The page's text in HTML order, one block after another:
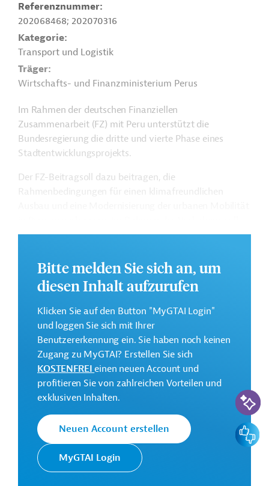
Referenznummer
202068468; 202070316
Kategorie
Transport und Logistik
Träger
Wirtschafts- und Finanzministerium Perus
Im Rahmen der deutschen Finanziellen
Zusammenarbeit (FZ) mit Peru unterstützt die
Bundesregierung die dritte und vierte Phase eines
Stadtentwicklungsprojekts.
Der FZ-Beitragsoll dazu beitragen, die
Rahmenbedingungen für einen klimafreundlichen
das ÖPNV-System im Großraum Lima sowie der nicht
für das Management der urbanen Mobilität im
Großraum Lima zuständigen Institutionen entwickelt,
die Rahmenbedingungen zur Minderung von THG- und
anderen Schadstoffemissionen motorisierter
Verkehrsmittel verbessert, der Fuhrpark der öffentlichen
Hand modernisiert sowie die lokale Verwaltung im
Hinblick auf eine nachhaltige urbane Mobilität
unterstützt werden.
Das Entwicklungsprojekt soll von 2023 bis 2025
durchgeführt werden.
Kontaktadressen
Die KfW Entwicklungsbank setzt
Bitte melden Sie sich an, um
diesen Inhalt aufzurufen
Klicken Sie auf den Button "MyGTAI Login"
und loggen Sie sich mit Ihrer
Benutzererkennung ein. Sie haben noch keinen
Zugang zu MyGTAI? Erstellen Sie sich
KOSTENFREIeinen neuen Account und
profitieren Sie von zahlreichen Vorteilen und
exklusiven Inhalten.
Neuen Account erstellen
MyGTAI Login
KI-